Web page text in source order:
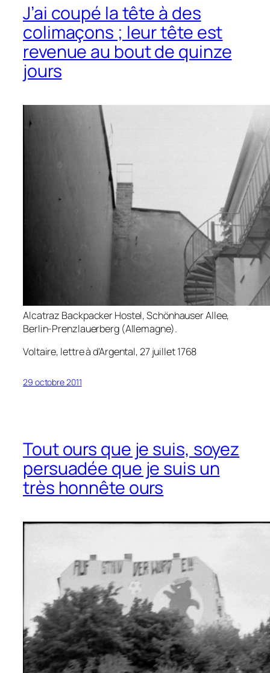
J’ai coupé la tête à des
colimaçons ; leur tête est
revenue au bout de quinze
jours
Alcatraz Backpacker Hostel, Schönhauser Allee,
Berlin-Prenzlauerberg (Allemagne).
Voltaire, lettre à d’Argental, 27 juillet 1768
29 octobre 2011
Tout ours que je suis, soyez
persuadée que je suis un
très honnête ours